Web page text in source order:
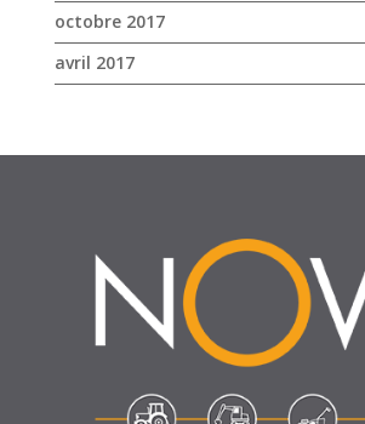
octobre 2017
avril 2017